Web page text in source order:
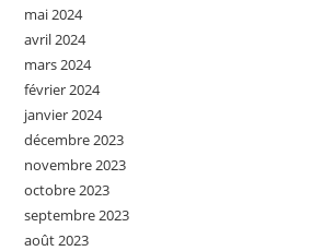
mai 2024
avril 2024
mars 2024
février 2024
janvier 2024
décembre 2023
novembre 2023
octobre 2023
septembre 2023
août 2023